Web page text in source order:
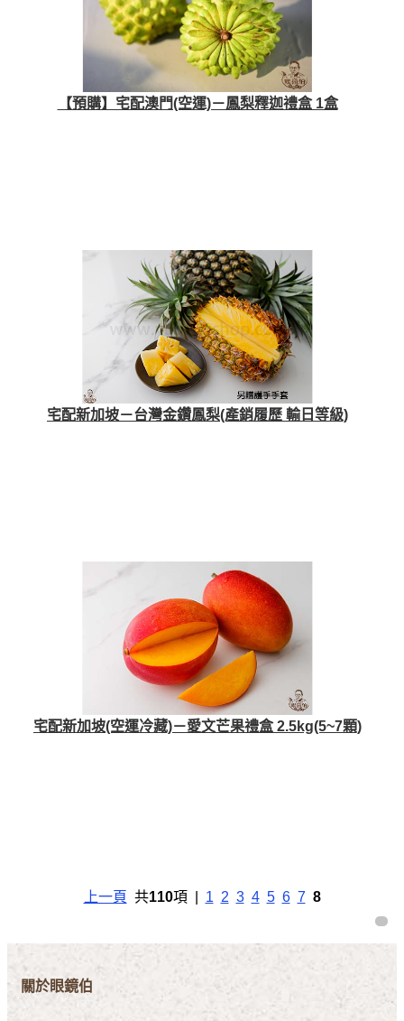
【預購】宅配澳門(空運)－鳳梨釋迦禮盒 1盒
宅配新加坡－台灣金鑽鳳梨(產銷履歷 輸日等級)
宅配新加坡(空運冷藏)－愛文芒果禮盒 2.5kg(5~7顆)
上一頁 共110項 | 1 2 3 4 5 6 7 8
關於眼鏡伯